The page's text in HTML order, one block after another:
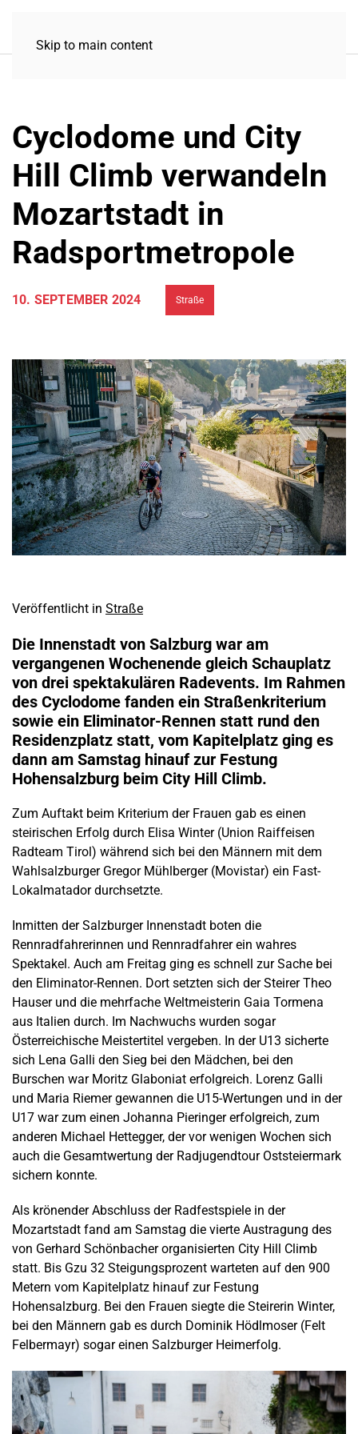
Skip to main content
Cyclodome und City
Hill Climb verwandeln
Mozartstadt in
Radsportmetropole
10. SEPTEMBER 2024 Straße
Veröffentlicht in Straße
Die Innenstadt von Salzburg war am
vergangenen Wochenende gleich Schauplatz
von drei spektakulären Radevents. Im Rahmen
des Cyclodome fanden ein Straßenkriterium
sowie ein Eliminator-Rennen statt rund den
Residenzplatz statt, vom Kapitelplatz ging es
dann am Samstag hinauf zur Festung
Hohensalzburg beim City Hill Climb.
Zum Auftakt beim Kriterium der Frauen gab es einen
steirischen Erfolg durch Elisa Winter (Union Raiffeisen
Radteam Tirol) während sich bei den Männern mit dem
Wahlsalzburger Gregor Mühlberger (Movistar) ein Fast-
Lokalmatador durchsetzte.
Inmitten der Salzburger Innenstadt boten die
Rennradfahrerinnen und Rennradfahrer ein wahres
Spektakel. Auch am Freitag ging es schnell zur Sache bei
den Eliminator-Rennen. Dort setzten sich der Steirer Theo
Hauser und die mehrfache Weltmeisterin Gaia Tormena
aus Italien durch. Im Nachwuchs wurden sogar
Österreichische Meistertitel vergeben. In der U13 sicherte
sich Lena Galli den Sieg bei den Mädchen, bei den
Burschen war Moritz Glaboniat erfolgreich. Lorenz Galli
und Maria Riemer gewannen die U15-Wertungen und in der
U17 war zum einen Johanna Pieringer erfolgreich, zum
anderen Michael Hettegger, der vor wenigen Wochen sich
auch die Gesamtwertung der Radjugendtour Oststeiermark
sichern konnte.
Als krönender Abschluss der Radfestspiele in der
Mozartstadt fand am Samstag die vierte Austragung des
von Gerhard Schönbacher organisierten City Hill Climb
statt. Bis Gzu 32 Steigungsprozent warteten auf den 900
Metern vom Kapitelplatz hinauf zur Festung
Hohensalzburg. Bei den Frauen siegte die Steirerin Winter,
bei den Männern gab es durch Dominik Hödlmoser (Felt
Felbermayr) sogar einen Salzburger Heimerfolg.